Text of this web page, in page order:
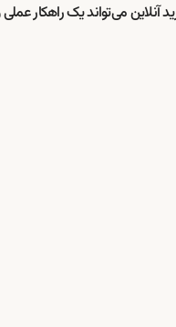
آنلاین می‌تواند یک راهکار